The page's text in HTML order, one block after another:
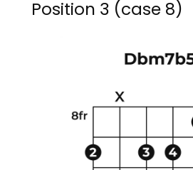
Position 3 (case 8)